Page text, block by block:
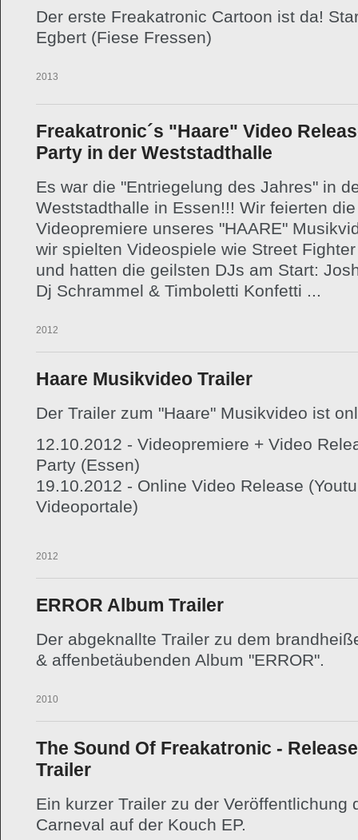
Der erste Freakatronic Cartoon ist da!
Egbert (Fiese Fressen)
01.12.2013
Freakatronic´s "Haare" Video
Party in der Weststadthalle
Es war die "Entriegelung des Jahres" in
Weststadthalle in Essen!!! Wir feierten die
Videopremiere unseres "HAARE"
wir spielten Videospiele wie Street
und hatten die geilsten DJs am Start:
Dj Schrammel & Timboletti Konfetti ...
07.12.2012
Haare Musikvideo Trailer
Der Trailer zum "Haare" Musikvideo ist
12.10.2012 - Videopremiere + Video
Party (Essen)
19.10.2012 - Online Video Release
Videoportale)
03.10.2012
ERROR Album Trailer
Der abgeknallte Trailer zu dem
& affenbetäubenden Album "ERROR".
14.11.2010
The Sound Of Freakatronic - Release
Trailer
Ein kurzer Trailer zu der Veröffentlichung
Carneval auf der Kouch EP.